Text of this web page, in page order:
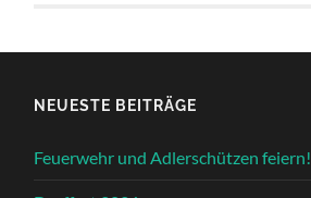
NEUESTE BEITRÄGE
Feuerwehr und Adlerschützen feiern!